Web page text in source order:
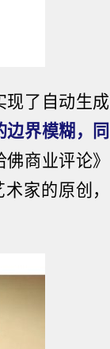
现了自动生成
边界模糊，同
商业评论》
家的原创，